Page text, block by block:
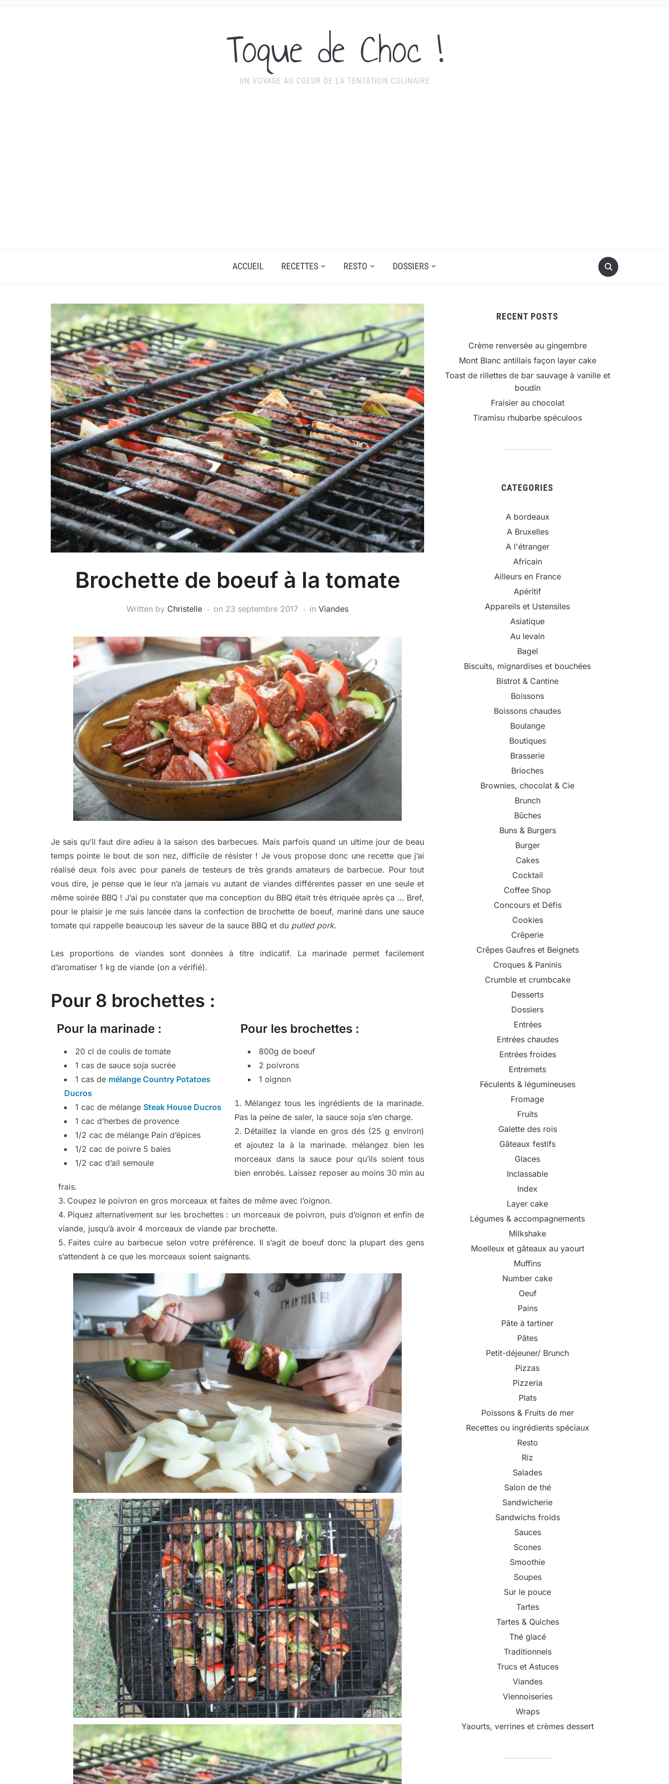
Toque de Choc !
UN VOYAGE AU COEUR DE LA TENTATION CULINAIRE
ACCUEIL RECETTES RESTO DOSSIERS
Brochette de boeuf à la tomate
Written by Christelle on 23 septembre 2017 in Viandes
Je sais qu’il faut dire adieu à la saison des barbecues. Mais parfois quand un ultime jour de beau
temps pointe le bout de son nez, difficile de résister ! Je vous propose donc une recette que j’ai
réalisé deux fois avec pour panels de testeurs de très grands amateurs de barbecue. Pour tout
vous dire, je pense que le leur n’a jamais vu autant de viandes différentes passer en une seule et
même soirée BBQ ! J’ai pu constater que ma conception du BBQ était très étriquée après ça … Bref,
pour le plaisir je me suis lancée dans la confection de brochette de boeuf, mariné dans une sauce
tomate qui rappelle beaucoup les saveur de la sauce BBQ et du pulled pork.
Les proportions de viandes sont données à titre indicatif. La marinade permet facilement
d’aromatiser 1 kg de viande (on a vérifié).
Pour 8 brochettes :
Pour la marinade :
20 cl de coulis de tomate
1 cas de sauce soja sucrée
1 cas de mélange Country Potatoes
Ducros
1 cac de mélange Steak House Ducros
1 cac d’herbes de provence
1/2 cac de mélange Pain d’épices
1/2 cac de poivre 5 baies
1/2 cac d’ail semoule
Pour les brochettes :
800g de boeuf
2 poivrons
1 oignon
Mélangez tous les ingrédients de la marinade.
Pas la peine de saler, la sauce soja s’en charge.
Détaillez la viande en gros dés (25 g environ)
et ajoutez la à la marinade. mélangez bien les
morceaux dans la sauce pour qu’ils soient tous
bien enrobés. Laissez reposer au moins 30 min au
frais.
Coupez le poivron en gros morceaux et faites de même avec l’oignon.
Piquez alternativement sur les brochettes : un morceaux de poivron, puis d’oignon et enfin de
viande, jusqu’à avoir 4 morceaux de viande par brochette.
Faites cuire au barbecue selon votre préférence. Il s’agit de boeuf donc la plupart des gens
s’attendent à ce que les morceaux soient saignants.
RECENT POSTS
Crème renversée au gingembre
Mont Blanc antillais façon layer cake
Toast de rillettes de bar sauvage à vanille et
boudin
Fraisier au chocolat
Tiramisu rhubarbe spéculoos
CATEGORIES
A bordeaux
A Bruxelles
A l'étranger
Africain
Ailleurs en France
Apéritif
Appareils et Ustensiles
Asiatique
Au levain
Bagel
Biscuits, mignardises et bouchées
Bistrot & Cantine
Boissons
Boissons chaudes
Boulange
Boutiques
Brasserie
Brioches
Brownies, chocolat & Cie
Brunch
Bûches
Buns & Burgers
Burger
Cakes
Cocktail
Coffee Shop
Concours et Défis
Cookies
Crêperie
Crêpes Gaufres et Beignets
Croques & Paninis
Crumble et crumbcake
Desserts
Dossiers
Entrées
Entrées chaudes
Entrées froides
Entremets
Féculents & légumineuses
Fromage
Fruits
Galette des rois
Gâteaux festifs
Glaces
Inclassable
Index
Layer cake
Légumes & accompagnements
Milkshake
Moelleux et gâteaux au yaourt
Muffins
Number cake
Oeuf
Pains
Pâte à tartiner
Pâtes
Petit-déjeuner/ Brunch
Pizzas
Pizzeria
Plats
Poissons & Fruits de mer
Recettes ou ingrédients spéciaux
Resto
Riz
Salades
Salon de thé
Sandwicherie
Sandwichs froids
Sauces
Scones
Smoothie
Soupes
Sur le pouce
Tartes
Tartes & Quiches
Thé glacé
Traditionnels
Trucs et Astuces
Viandes
Viennoiseries
Wraps
Yaourts, verrines et crèmes dessert